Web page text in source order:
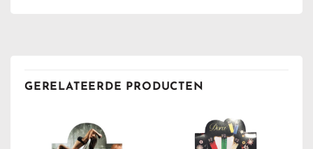
GERELATEERDE PRODUCTEN